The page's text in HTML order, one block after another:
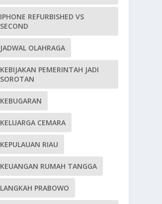
IPHONE REFURBISHED VS
SECOND
JADWAL OLAHRAGA
KEBIJAKAN PEMERINTAH JADI
SOROTAN
KEBUGARAN
KELUARGA CEMARA
KEPULAUAN RIAU
KEUANGAN RUMAH TANGGA
LANGKAH PRABOWO